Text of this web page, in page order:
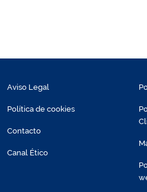
Aviso Legal
Política de cookies
Contacto
Canal Ético